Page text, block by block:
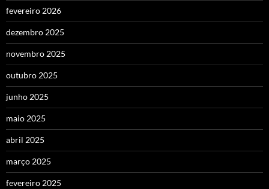
fevereiro 2026
dezembro 2025
novembro 2025
outubro 2025
junho 2025
maio 2025
abril 2025
março 2025
fevereiro 2025